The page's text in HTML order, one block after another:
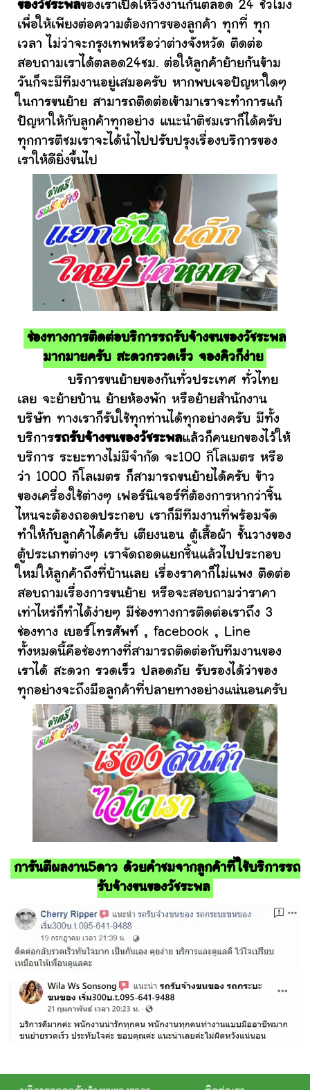
ของวัชระพลของเราเปิดให้วิ่งงานกันตลอด 24 ชั่วโมง
เพื่อให้เพียงต่อความต้องการของลูกค้า ทุกที่ ทุก
เวลา ไม่ว่าจะกรุงเทพหรือว่าต่างจังหวัด ติดต่อ
สอบถามเราได้ตลอด24ชม. ต่อให้ลูกค้าย้ายกันข้าม
วันก็จะมีทีมงานอยู่เสมอครับ หากพบเจอปัญหาใดๆ
ในการขนย้าย สามารถติดต่อเข้ามาเราจะทำการแก้
ปัญหาให้กับลูกค้าทุกอย่าง แนะนำติชมเราก็ได้ครับ
ทุกการติชมเราจะได้นำไปปรับปรุงเรื่องบริการของ
เราให้ดียิ่งขึ้นไป
ช่องทางการติดต่อบริการรถรับจ้างขนของวัชระพล
มากมายครับ สะดวกรวดเร็ว จองคิวก็ง่าย
บริการขนย้ายของกันทั่วประเทศ ทั่วไทย
เลย จะย้ายบ้าน ย้ายห้องพัก หรือย้ายสำนักงาน
บริษัท ทางเราก็รับใช้ทุกท่านได้ทุกอย่างครับ มีทั้ง
บริการรถรับจ้างขนของวัชระพลแล้วก็คนยกของไว้ให้
บริการ ระยะทางไม่มีจำกัด จะ100 กิโลเมตร หรือ
ว่า 1000 กิโลเมตร ก็สามารถขนย้ายได้ครับ ข้าว
ของเครื่องใช้ต่างๆ เฟอร์นิเจอร์ที่ต้องการหากว่าชิ้น
ไหนจะต้องถอดประกอบ เราก็มีทีมงานที่พร้อมจัด
ทำให้กับลูกค้าได้ครับ เตียงนอน ตู้เสื้อผ้า ชั้นวางของ
ตู้ประเภทต่างๆ เราจัดถอดแยกชิ้นแล้วไปประกอบ
ใหม่ให้ลูกค้าถึงที่บ้านเลย เรื่องราคาก็ไม่แพง ติดต่อ
สอบถามเรื่องการขนย้าย หรือจะสอบถามว่าราคา
เท่าไหร่ก็ทำได้ง่ายๆ มีช่องทางการติดต่อเราถึง 3
ช่องทาง เบอร์โทรศัพท์ , facebook , Line
ทั้งหมดนี้คือช่องทางที่สามารถติดต่อกับทีมงานของ
เราได้ สะดวก รวดเร็ว ปลอดภัย รับรองได้ว่าของ
ทุกอย่างจะถึงมือลูกค้าที่ปลายทางอย่างแน่นอนครับ
การันตีผลงาน5ดาว ด้วยคำชมจากลูกค้าที่ใช้บริการรถ
รับจ้างขนของวัชระพล